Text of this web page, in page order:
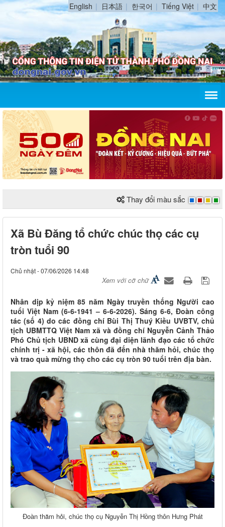
English 日本語 한국어 Tiếng Việt 中文
Thay đổi màu sắc
Xã Bù Đăng tổ chức chúc thọ các cụ
tròn tuổi 90
Chủ nhật - 07/06/2026 14:48
Xem với cỡ chữ
Nhân dịp kỷ niệm 85 năm Ngày truyền thống Người cao
tuổi Việt Nam (6-6-1941 – 6-6-2026). Sáng 6-6, Đoàn công
tác (số 4) do các đồng chí Bùi Thị Thuý Kiều UVBTV, chủ
tịch UBMTTQ Việt Nam xã và đồng chí Nguyễn Cảnh Thảo
Phó Chủ tịch UBND xã cùng đại diện lãnh đạo các tổ chức
chính trị - xã hội, các thôn đã đến nhà thăm hỏi, chúc thọ
và trao quà mừng thọ cho các cụ tròn 90 tuổi trên địa bàn.
Đoàn thăm hỏi, chúc thọ cụ Nguyễn Thị Hồng thôn Hưng Phát